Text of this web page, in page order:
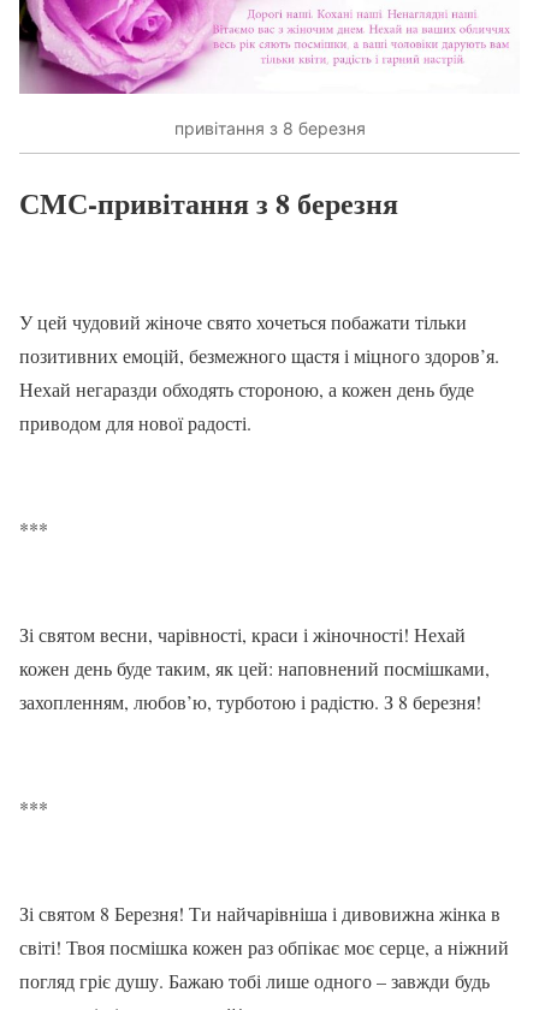
привітання з 8 березня
СМС-привітання з 8 березня
У цей чудовий жіноче свято хочеться побажати тільки
позитивних емоцій, безмежного щастя і міцного здоров’я.
Нехай негаразди обходять стороною, а кожен день буде
приводом для нової радості.
***
Зі святом весни, чарівності, краси і жіночності! Нехай
кожен день буде таким, як цей: наповнений посмішками,
захопленням, любов’ю, турботою і радістю. З 8 березня!
***
Зі святом 8 Березня! Ти найчарівніша і дивовижна жінка в
світі! Твоя посмішка кожен раз обпікає моє серце, а ніжний
погляд гріє душу. Бажаю тобі лише одного – завжди будь